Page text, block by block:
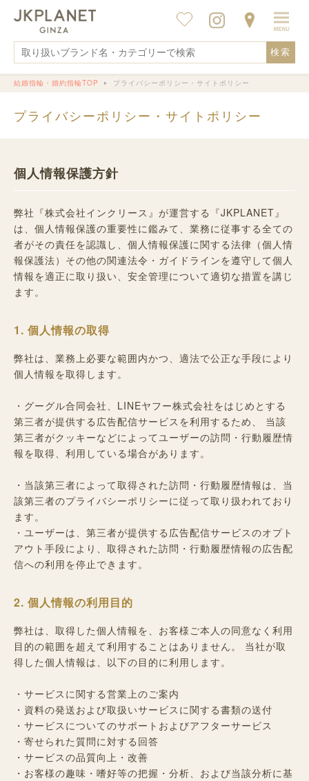
検索
結婚指輪・婚約指輪TOP プライバシーポリシー・サイトポリシー
プライバシーポリシー・サイトポリシー
個人情報保護方針
弊社『株式会社インクリース』が運営する『JKPLANET』
は、個人情報保護の重要性に鑑みて、業務に従事する全ての
者がその責任を認識し、個人情報保護に関する法律（個人情
報保護法）その他の関連法令・ガイドラインを遵守して個人
情報を適正に取り扱い、安全管理について適切な措置を講じ
ます。
1. 個人情報の取得
弊社は、業務上必要な範囲内かつ、適法で公正な手段により
個人情報を取得します。
・グーグル合同会社、LINEヤフー株式会社をはじめとする
第三者が提供する広告配信サービスを利用するため、 当該
第三者がクッキーなどによってユーザーの訪問・行動履歴情
報を取得、利用している場合があります。
・当該第三者によって取得された訪問・行動履歴情報は、当
該第三者のプライバシーポリシーに従って取り扱われており
ます。
・ユーザーは、第三者が提供する広告配信サービスのオプト
アウト手段により、取得された訪問・行動履歴情報の広告配
信への利用を停止できます。
2. 個人情報の利用目的
弊社は、取得した個人情報を、お客様ご本人の同意なく利用
目的の範囲を超えて利用することはありません。 当社が取
得した個人情報は、以下の目的に利用します。
・サービスに関する営業上のご案内
・資料の発送および取扱いサービスに関する書類の送付
・サービスについてのサポートおよびアフターサービス
・寄せられた質問に対する回答
・サービスの品質向上・改善
・お客様の趣味・嗜好等の把握・分析、および当該分析に基